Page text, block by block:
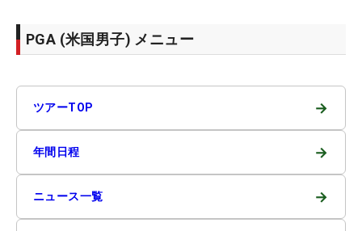
PGA (米国男子) メニュー
ツアーTOP →
年間日程 →
ニュース一覧 →